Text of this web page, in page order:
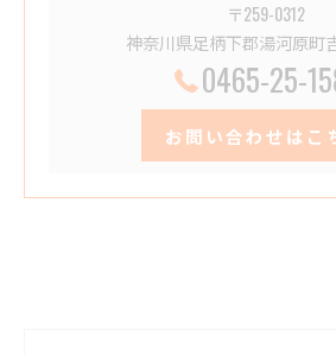
〒259-0312
神奈川県足柄下郡湯河原町
0465-25-
お問い合わせはこ